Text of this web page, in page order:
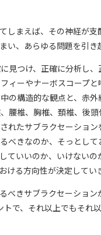
しまえば、その神経が
い、あらゆる問題を引き
見つけ、正確に分析し
ィーやナーボスコープ
の構造的な観点と、赤
腰椎、胸椎、頚椎、後
れたサブラクセーショ
べきなのか、そっとし
ていいのか、いけない
ける方向性が決定してい
べきサブラクセーショ
トで、それ以上でもそ